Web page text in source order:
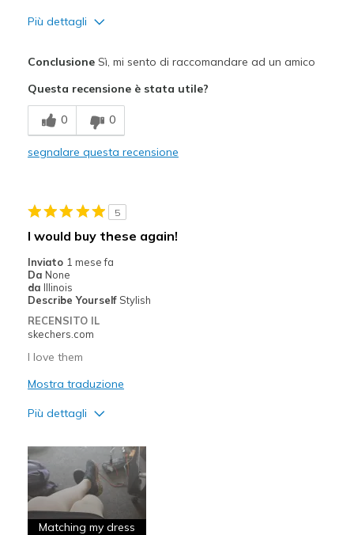
Più dettagli
Comfortable
Stylish
Travel
Width
Sizing
View On Shoes
I'm Really Into Shoes
ConclusioneSì, mi sento di raccomandare ad un amico
Questa recensione è stata utile?
0 0
segnalare questa recensione
5
I would buy these again!
Inviato 1 mese fa
Da None
da Illinois
Describe Yourself Stylish
RECENSITO IL
skechers.com
I love them
Mostra traduzione
Più dettagli
Attractive Design
Breathe Well
Comfortable
Matching my dress